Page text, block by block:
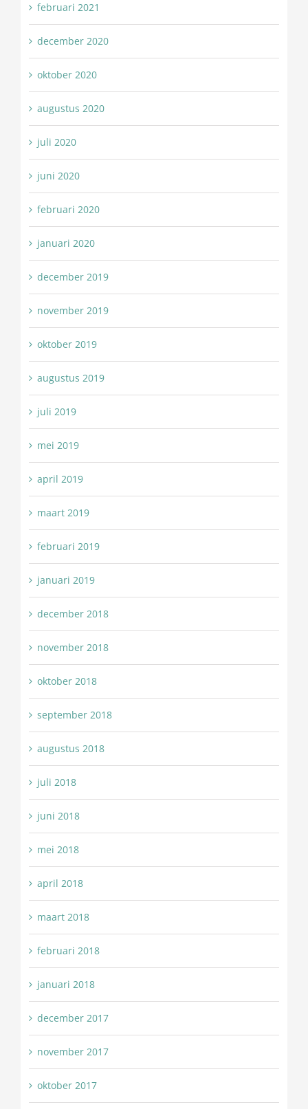
februari 2021
december 2020
oktober 2020
augustus 2020
juli 2020
juni 2020
februari 2020
januari 2020
december 2019
november 2019
oktober 2019
augustus 2019
juli 2019
mei 2019
april 2019
maart 2019
februari 2019
januari 2019
december 2018
november 2018
oktober 2018
september 2018
augustus 2018
juli 2018
juni 2018
mei 2018
april 2018
maart 2018
februari 2018
januari 2018
december 2017
november 2017
oktober 2017